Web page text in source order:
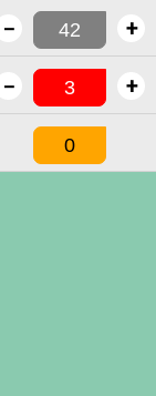
+
-
+
-